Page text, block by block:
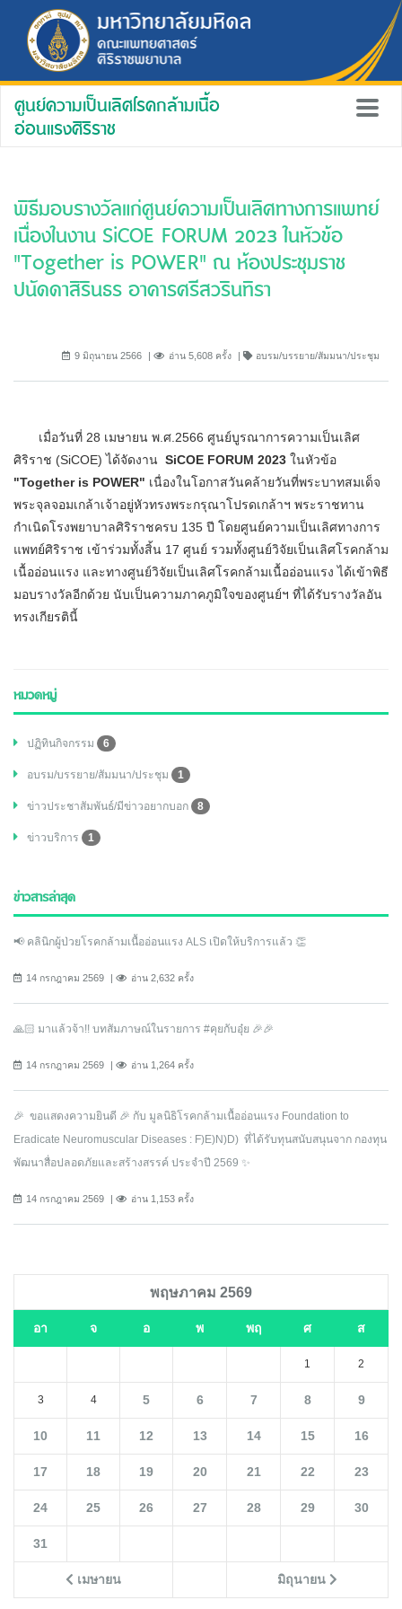
ศูนย์ความเป็นเลิศโรคกล้ามเนื้อ
อ่อนแรงศิริราช
พิธีมอบรางวัลแก่ศูนย์ความเป็นเลิศทางการแพทย์
เนื่องในงาน SiCOE FORUM 2023 ในหัวข้อ
"Together is POWER" ณ ห้องประชุมราช
ปนัดดาสิรินธร อาคารศรีสวรินทิรา
9 มิถุนายน 2566 อ่าน 5,608 ครั้ง อบรม/บรรยาย/สัมมนา/ประชุม
เมื่อวันที่ 28 เมษายน พ.ศ.2566 ศูนย์บูรณาการความเป็นเลิศ
ศิริราช (SiCOE) ได้จัดงาน SiCOE FORUM 2023 ในหัวข้อ
"Together is POWER" เนื่องในโอกาสวันคล้ายวันที่พระบาทสมเด็จ
พระจุลจอมเกล้าเจ้าอยู่หัวทรงพระกรุณาโปรดเกล้าฯ พระราชทาน
กำเนิดโรงพยาบาลศิริราชครบ 135 ปี โดยศูนย์ความเป็นเลิศทางการ
แพทย์ศิริราช เข้าร่วมทั้งสิ้น 17 ศูนย์ รวมทั้งศูนย์วิจัยเป็นเลิศโรคกล้าม
เนื้ออ่อนแรง และทางศูนย์วิจัยเป็นเลิศโรคกล้ามเนื้ออ่อนแรง ได้เข้าพิธี
มอบรางวัลอีกด้วย นับเป็นความภาคภูมิใจของศูนย์ฯ ที่ได้รับรางวัลอัน
ทรงเกียรตินี้
หมวดหมู่
ปฏิทินกิจกรรม 6
อบรม/บรรยาย/สัมมนา/ประชุม 1
ข่าวประชาสัมพันธ์/มีข่าวอยากบอก 8
ข่าวบริการ 1
ข่าวสารล่าสุด
📢 คลินิกผู้ป่วยโรคกล้ามเนื้ออ่อนแรง ALS เปิดให้บริการแล้ว 👏
14 กรกฎาคม 2569 อ่าน 2,632 ครั้ง
🙏🏻 มาแล้วจ้า!! บทสัมภาษณ์ในรายการ #คุยกับอุ๋ย 🎉🎉
14 กรกฎาคม 2569 อ่าน 1,264 ครั้ง
🎉 ขอแสดงความยินดี 🎉 กับ มูลนิธิโรคกล้ามเนื้ออ่อนแรง Foundation to
Eradicate Neuromuscular Diseases : F)E)N)D) ที่ได้รับทุนสนับสนุนจาก กองทุน
พัฒนาสื่อปลอดภัยและสร้างสรรค์ ประจำปี 2569 ✨
14 กรกฎาคม 2569 อ่าน 1,153 ครั้ง
พฤษภาคม 2569
อา จ อ พ พฤ ศ ส
เมษายน มิถุนายน
1 2
3 4 5 6 7 8 9
10 11 12 13 14 15 16
17 18 19 20 21 22 23
24 25 26 27 28 29 30
31